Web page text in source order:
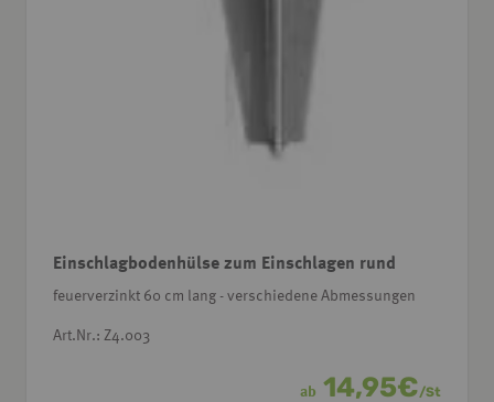
Einschlagbodenhülse zum Einschlagen rund
feuerverzinkt 60 cm lang - verschiedene Abmessungen
Art.Nr.: Z4.003
ab 14,95€/St